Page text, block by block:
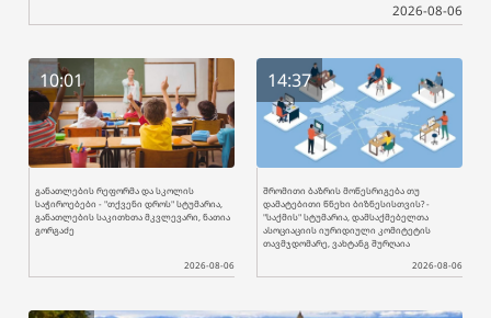
2026-08-06
10:01
განათლების რეფორმა და სკოლის
საჭიროებები - "თქვენი დროს" სტუმარია,
განათლების საკითხთა მკვლევარი, ნათია
გორგაძე
2026-08-06
14:37
შრომითი ბაზრის მოწესრიგება თუ
დამატებითი წნეხი ბიზნესისთვის? -
"საქმის" სტუმარია, დამსაქმებელთა
ასოციაციის იურიდიული კომიტეტის
თავმჯდომარე, ვახტანგ შურღაია
2026-08-06